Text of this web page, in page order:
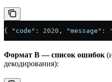
{ "code" : 2020 , "message" :
Формат B — список ошибок
декодирования):